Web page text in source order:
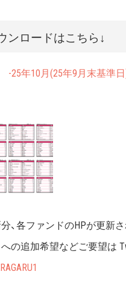
ンロードはこちら↓
年10月(25年9月末基準
、各ファンドのHPが更新
の追加希望などご要望は